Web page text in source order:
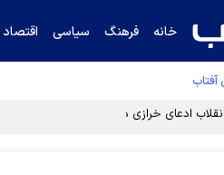
خانه فرهنگ سیاسی اقتصاد
آفتاب
ادعای خرازی درباره پزشکیان را تکذیب کرد